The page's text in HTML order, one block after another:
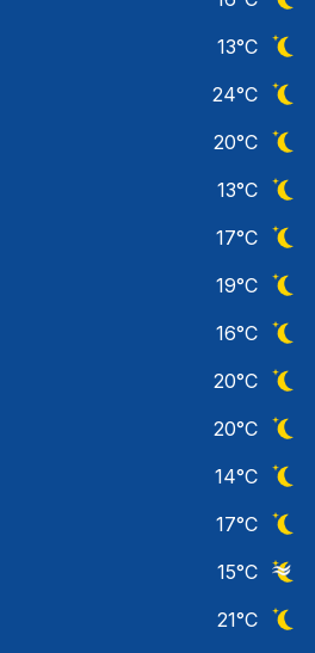
13°C
24°C
20°C
13°C
17°C
19°C
16°C
20°C
20°C
14°C
17°C
15°C
21°C